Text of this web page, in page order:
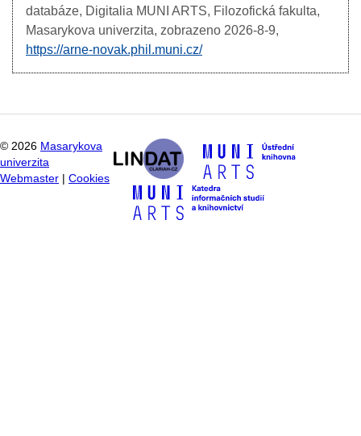
databáze, Digitalia MUNI ARTS, Filozofická fakulta,
Masarykova univerzita, zobrazeno 2026-8-9,
https://arne-novak.phil.muni.cz/
© 2026 Masarykova
univerzita
Webmaster
Cookies